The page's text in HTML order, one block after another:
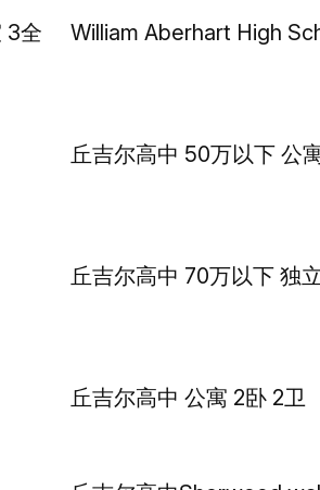
3全
William Aberhart High
丘吉尔高中 50万以下 公
丘吉尔高中 70万以下 独
丘吉尔高中 公寓 2卧 2卫